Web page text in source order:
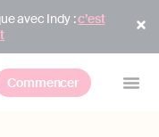
avec Indy :c’est
Commencer